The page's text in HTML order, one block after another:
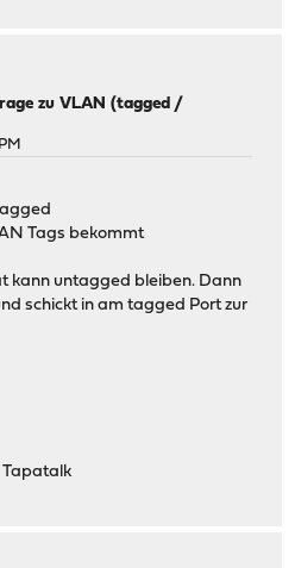
zu VLAN (tagged /
Tags bekommt
kann untagged bleiben. Dann
schickt in am tagged Port zur
Tapatalk